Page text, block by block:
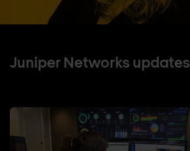
Juniper Networks updates